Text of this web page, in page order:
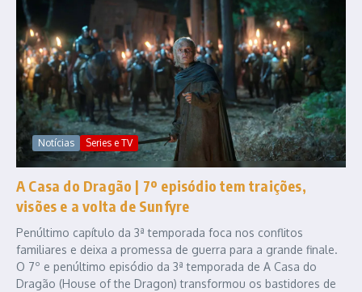
Notícias Series e TV
A Casa do Dragão | 7º episódio tem traições,
visões e a volta de Sunfyre
Penúltimo capítulo da 3ª temporada foca nos conflitos
familiares e deixa a promessa de guerra para a grande finale.
O 7º e penúltimo episódio da 3ª temporada de A Casa do
Dragão (House of the Dragon) transformou os bastidores de